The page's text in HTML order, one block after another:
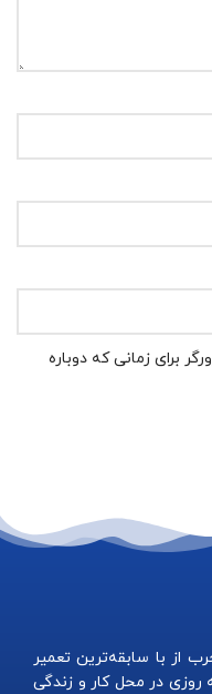
برای زمانی که دوباره
از با سابقه‌ترین تعمیر
روزی در محل کار و زندگی